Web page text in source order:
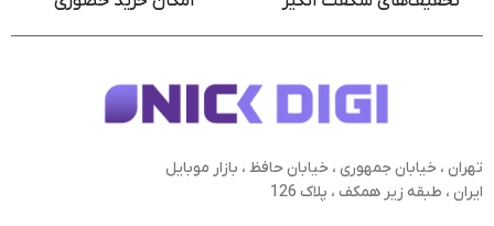
تهران ، خیابان جمهوری ، خیابان حافظ ، بازار موبایل
ایران ، طبقه زیر همکف ، پلاک 126